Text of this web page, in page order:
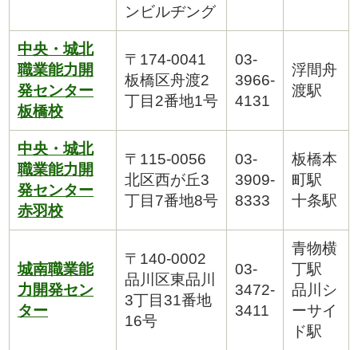
ンビルヂング
中央・城北
職業能力開
発センター
板橋校
〒174-0041
板橋区舟渡2
丁目2番地1号
03-
3966-
4131
浮間舟
渡駅
中央・城北
職業能力開
発センター
赤羽校
〒115-0056
北区西が丘3
丁目7番地8号
03-
3909-
8333
板橋本
町駅
十条駅
城南職業能
力開発セン
ター
〒140-0002
品川区東品川
3丁目31番地
16号
03-
3472-
3411
青物横
丁駅
品川シ
ーサイ
ド駅